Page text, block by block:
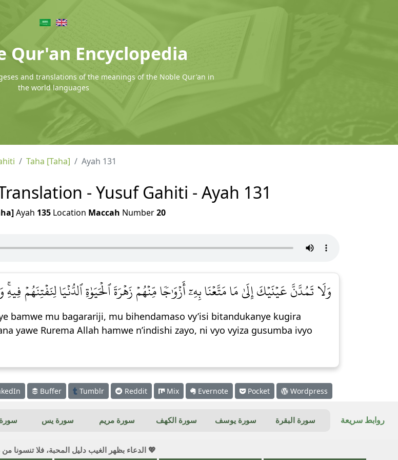
Qur'an Encyclopedia
and translations of the meanings of the Noble Qur'an in
the world languages
Taha [Taha] Ayah 131
- Yusuf Gahiti - Ayah 131
Ayah 135Location Maccah Number20
وَلَا تَمُدَّنَّ عَيۡنَيۡكَ إِلَىٰ مَا مَتَّعۡنَا بِهِۦٓ أَزۡوَٰجٗا مِّنۡهُمۡ زَهۡرَةَ ٱلۡحَيَوٰةِ ٱلدُّنۡيَا لِنَفۡتِنَهُمۡ فِيهِۚ
bamwe mu bagarariji, mu bihendamaso vy’isi bitandukanye kugira
yawe Rurema Allah hamwe n’indishi zayo, ni vyo vyiza gusumba ivyo
Buffer Tumblr Reddit Mix Evernote Pocket Wordpress
روابط سريعة سورة البقرة سورة يوسف سورة الكهف سورة مريم سورة يس
💖 الدعاء بظهر الغيب دليل المحبة، فلا تنسونا